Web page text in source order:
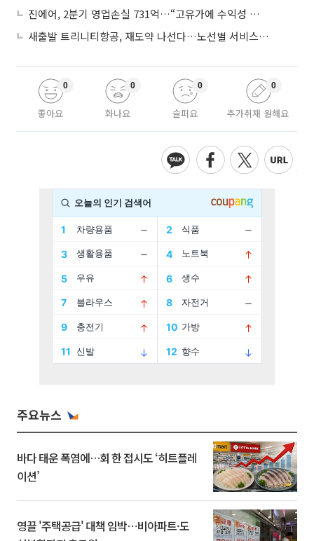
진에어, 2분기 영업손실 731억…“고유가에 수익성 악화”
새출발 트리니티항공, 재도약 나선다…노선별 서비스 차별화
좋아요
0
화나요
0
슬퍼요
0
추가취재 원해요
0
주요뉴스
바다 태운 폭염에…회 한 접시도 ‘히트플레
이션’
영끌 '주택공급' 대책 임박⋯비아파트·도